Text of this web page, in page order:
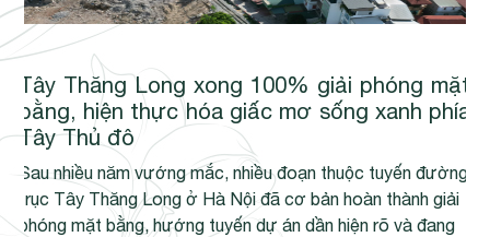
Tây Thăng Long xong 100% giải phóng mặt
bằng, hiện thực hóa giấc mơ sống xanh phía
Tây Thủ đô
Sau nhiều năm vướng mắc, nhiều đoạn thuộc tuyến đường
trục Tây Thăng Long ở Hà Nội đã cơ bản hoàn thành giải
phóng mặt bằng, hướng tuyến dự án dần hiện rõ và đang